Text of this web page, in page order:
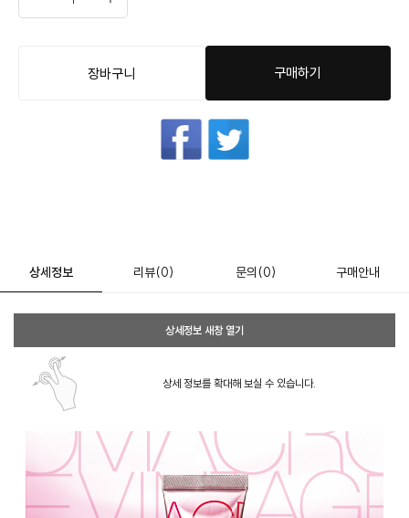
장바구니 구매하기
상세정보 리뷰(0) 문의 (0) 구매안내
상세정보 새창 열기
상세 정보를 확대해 보실 수 있습니다.